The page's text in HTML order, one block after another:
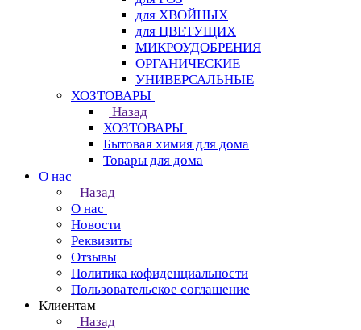
для ХВОЙНЫХ
для ЦВЕТУЩИХ
МИКРОУДОБРЕНИЯ
ОРГАНИЧЕСКИЕ
УНИВЕРСАЛЬНЫЕ
ХОЗТОВАРЫ
Назад
ХОЗТОВАРЫ
Бытовая химия для дома
Товары для дома
О нас
Назад
О нас
Новости
Реквизиты
Отзывы
Политика кофиденциальности
Пользовательское соглашение
Клиентам
Назад